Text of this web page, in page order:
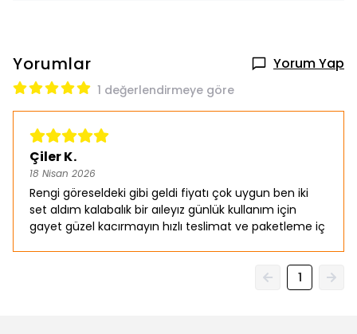
Yorumlar Yorum Yap
1 değerlendirmeye göre
Çiler K.
18 Nisan 2026
Rengi göreseldeki gibi geldi fiyatı çok uygun ben iki
set aldım kalabalık bir aıleyız günlük kullanım için
gayet güzel kacırmayın hızlı teslimat ve paketleme iç
1